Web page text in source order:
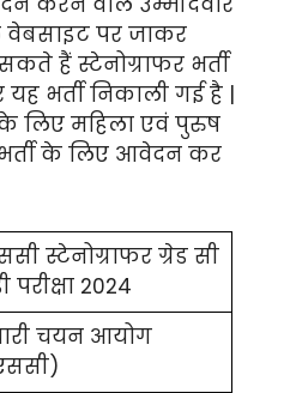
पर जाकर
हैं स्टेनोग्राफर भर्ती
भर्ती निकाली गई है |
लिए महिला एवं पुरुष
भर्ती के लिए आवेदन कर
स्टेनोग्राफर ग्रेड सी
परीक्षा 2024
चयन आयोग